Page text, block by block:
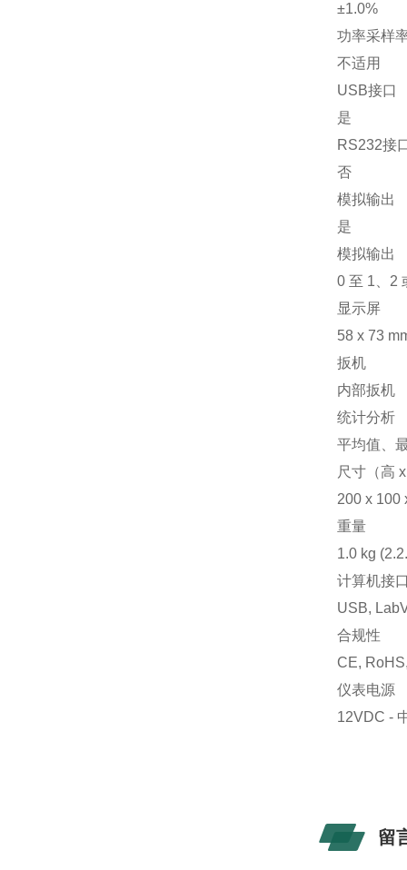
±1.0%
功率采样
不适用
USB接口
是
RS232接
否
模拟输出
是
模拟输出
0 至 1、2
显示屏
58 x 73
扳机
内部扳机
统计分析
平均值、
尺寸（高
200 x 100
重量
1.0 kg
计算机接
USB,
合规性
CE,
仪表电源
12VDC -
留